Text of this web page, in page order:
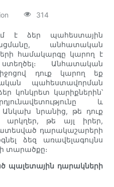
314
է ձեր պահեստային
անհատական
համակարգը կարող է
Անհատական
դուք կարող եք
պահեստավորման
կոնկրետ կարիքներին՝
և
Անկախ նրանից, թե դուք
թե այլ իրեր,
դարակաշարերի
ձեզ առավելագույնս
տարածքը։
դարակների